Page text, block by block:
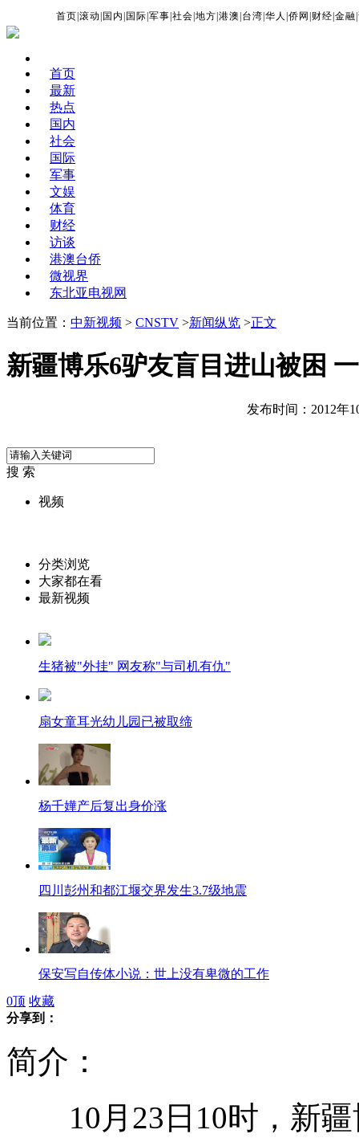
首页 |滚动 国内 国际 |军事 |社会 |地方 |港澳 台湾 |华人 |侨网 财经 |金融 |
首页
最新
热点
国内
社会
国际
军事
文娱
体育
财经
访谈
港澳台侨
微视界
东北亚电视网
当前位置： 中新视频 > CNSTV >新闻纵览 >正文
新疆博乐6驴友盲目进山被困
发布时间：2012年
搜 索
视频
分类浏览
大家都在看
最新视频
生猪被"外挂" 网友称"与司机有仇"
扇女童耳光幼儿园已被取缔
杨千嬅产后复出身价涨
四川彭州和都江堰交界发生3.7级地震
保安写自传体小说：世上没有卑微的工作
男子网吧打游戏猝死
0顶 收藏
分享到：
简介：
10月23日10时，新疆